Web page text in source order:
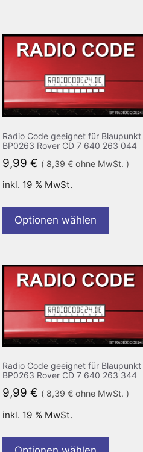
Radio Code geeignet für Blaupunkt
BP0263 Rover CD 7 640 263 044
9,99 € ( 8,39 € ohne MwSt. )
inkl. 19 % MwSt.
Optionen wählen
Radio Code geeignet für Blaupunkt
BP0263 Rover CD 7 640 263 344
9,99 € ( 8,39 € ohne MwSt. )
inkl. 19 % MwSt.